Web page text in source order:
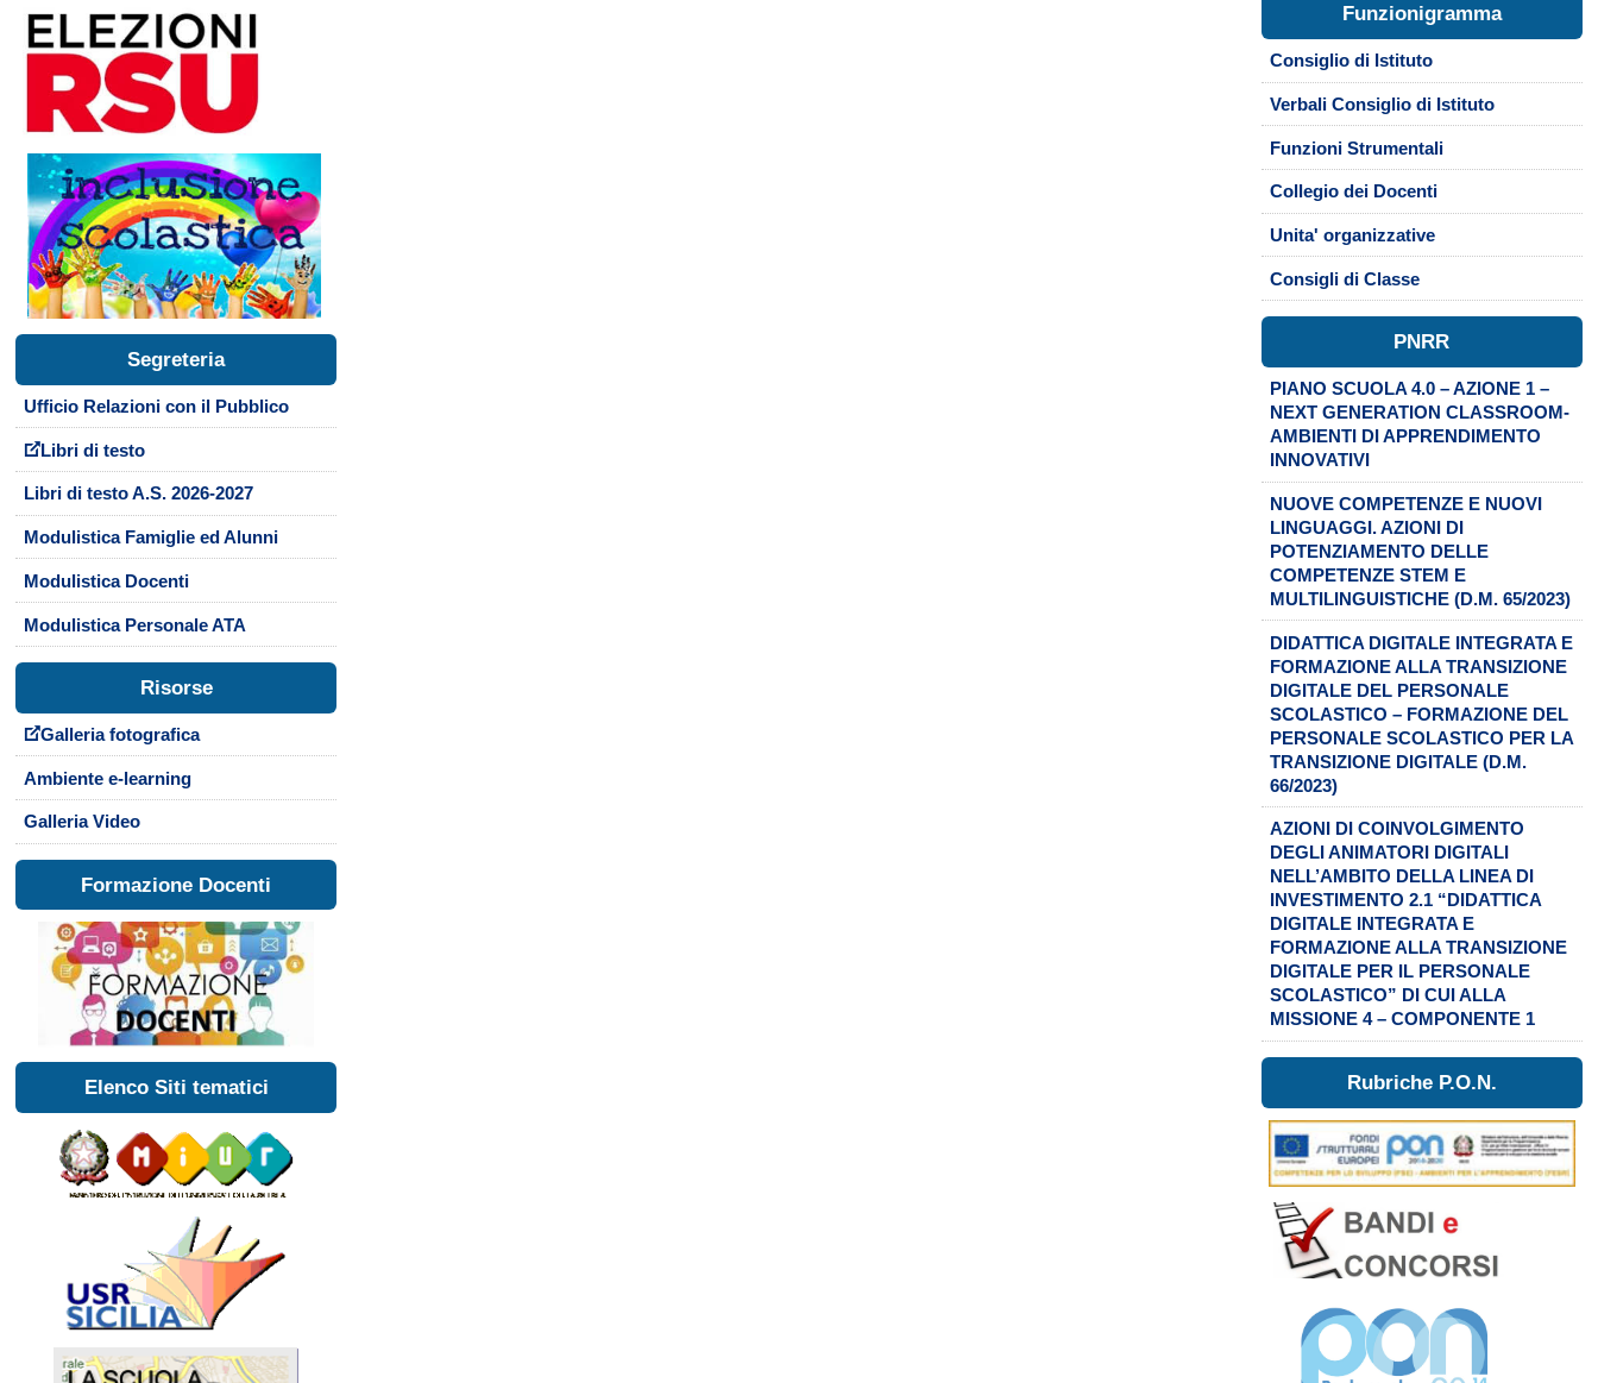
Segreteria
Ufficio Relazioni con il Pubblico
Libri di testo
Libri di testo A.S. 2026-2027
Modulistica Famiglie ed Alunni
Modulistica Docenti
Modulistica Personale ATA
Risorse
Galleria fotografica
Ambiente e-learning
Galleria Video
Formazione Docenti
Elenco Siti tematici
Funzionigramma
Consiglio di Istituto
Verbali Consiglio di Istituto
Funzioni Strumentali
Collegio dei Docenti
Unita' organizzative
Consigli di Classe
PNRR
PIANO SCUOLA 4.0 – AZIONE 1 –
NEXT GENERATION CLASSROOM-
AMBIENTI DI APPRENDIMENTO
INNOVATIVI
NUOVE COMPETENZE E NUOVI
LINGUAGGI. AZIONI DI
POTENZIAMENTO DELLE
COMPETENZE STEM E
MULTILINGUISTICHE (D.M. 65/2023)
DIDATTICA DIGITALE INTEGRATA E
FORMAZIONE ALLA TRANSIZIONE
DIGITALE DEL PERSONALE
SCOLASTICO – FORMAZIONE DEL
PERSONALE SCOLASTICO PER LA
TRANSIZIONE DIGITALE (D.M.
66/2023)
AZIONI DI COINVOLGIMENTO
DEGLI ANIMATORI DIGITALI
NELL’AMBITO DELLA LINEA DI
INVESTIMENTO 2.1 “DIDATTICA
DIGITALE INTEGRATA E
FORMAZIONE ALLA TRANSIZIONE
DIGITALE PER IL PERSONALE
SCOLASTICO” DI CUI ALLA
MISSIONE 4 – COMPONENTE 1
Rubriche P.O.N.